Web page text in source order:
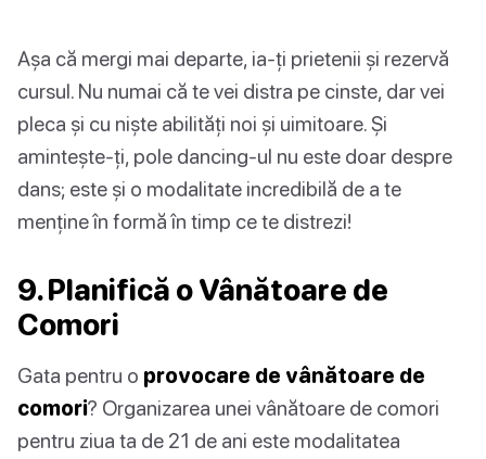
Așa că mergi mai departe, ia-ți prietenii și rezervă
cursul. Nu numai că te vei distra pe cinste, dar vei
pleca și cu niște abilități noi și uimitoare. Și
amintește-ți, pole dancing-ul nu este doar despre
dans; este și o modalitate incredibilă de a te
menține în formă în timp ce te distrezi!
9. Planifică o Vânătoare de
Comori
Gata pentru o provocare de vânătoare de
comori? Organizarea unei vânătoare de comori
pentru ziua ta de 21 de ani este modalitatea